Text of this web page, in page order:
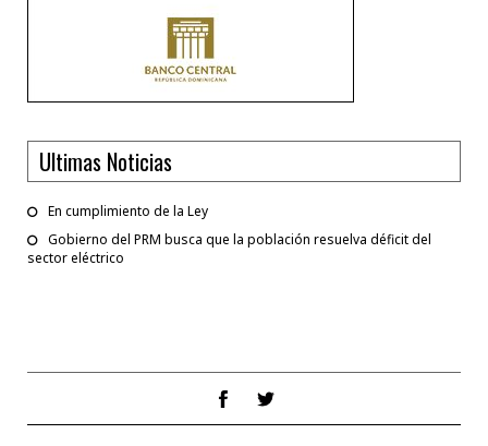
Ultimas Noticias
En cumplimiento de la Ley
Gobierno del PRM busca que la población resuelva déficit del
sector eléctrico